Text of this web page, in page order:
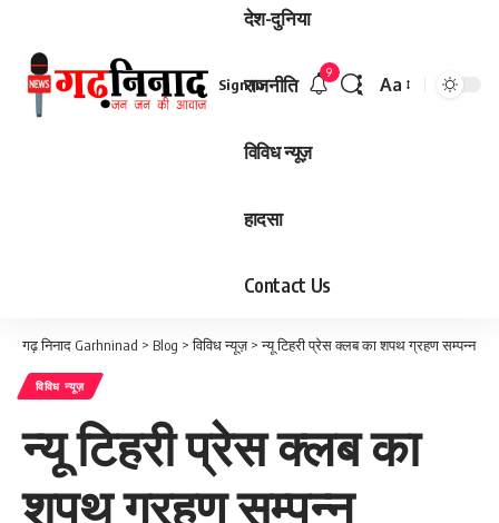
देश-दुनिया
राजनीति
विविध न्यूज़
हादसा
Contact Us
Sign In
9
Aa
गढ़ निनाद Garhninad > Blog >विविध न्यूज़>न्यू टिहरी प्रेस क्लब का शपथ ग्रहण सम्पन्न
विविध न्यूज़
न्यू टिहरी प्रेस क्लब का
शपथ ग्रहण सम्पन्न